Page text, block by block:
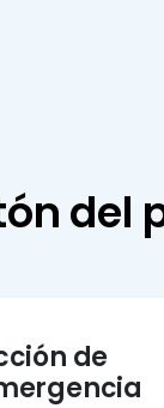
del
de